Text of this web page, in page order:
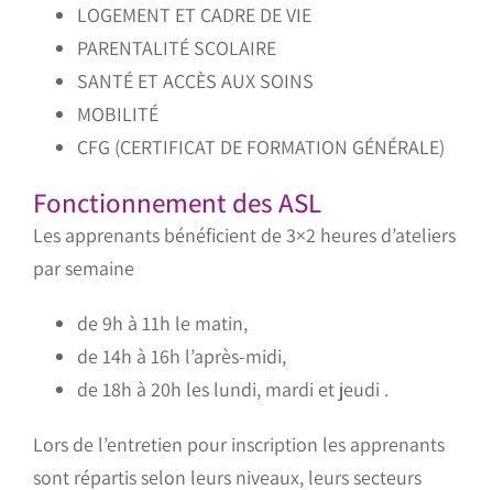
LOGEMENT ET CADRE DE VIE
PARENTALITÉ SCOLAIRE
SANTÉ ET ACCÈS AUX SOINS
MOBILITÉ
CFG (CERTIFICAT DE FORMATION GÉNÉRALE)
Fonctionnement des ASL
Les apprenants bénéficient de 3×2 heures d’ateliers
par semaine
de 9h à 11h le matin,
de 14h à 16h l’après-midi,
de 18h à 20h les lundi, mardi et jeudi .
Lors de l’entretien pour inscription les apprenants
sont répartis selon leurs niveaux, leurs secteurs